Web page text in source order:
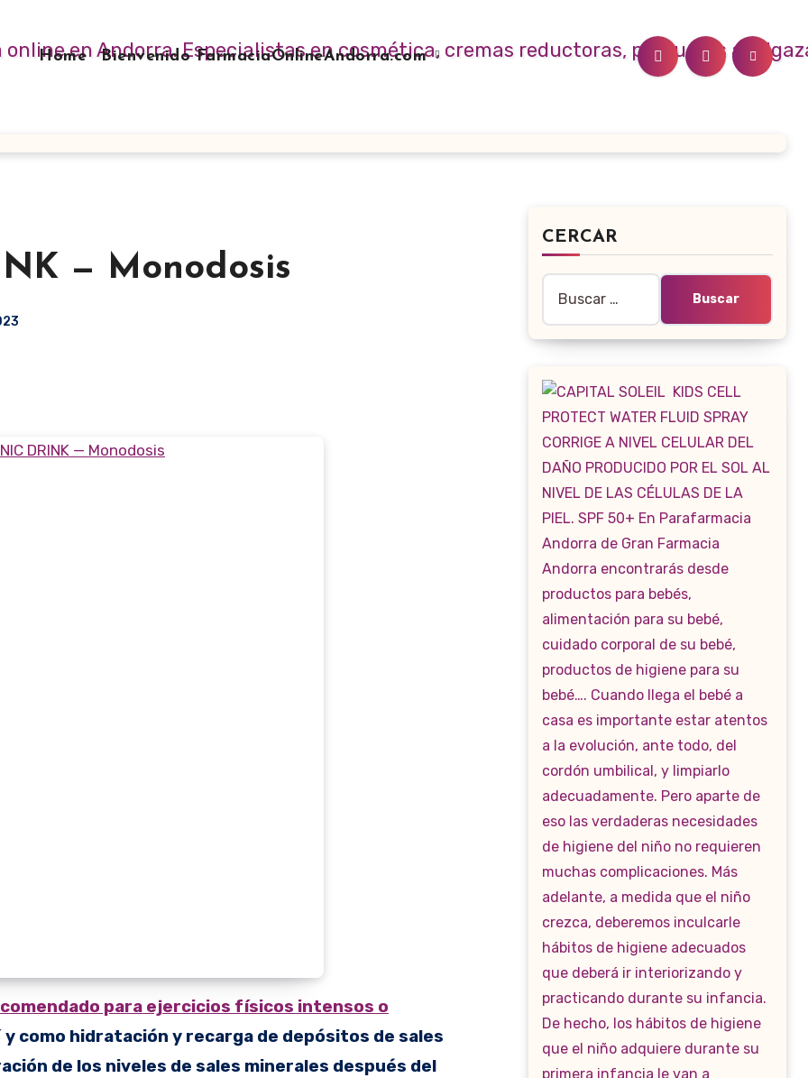
Home Bienvenido FarmaciaOnlineAndorra.com
— Monodosis
para ejercicios físicos intensos o
y como hidratación y recarga de depósitos de sales
de los niveles de sales minerales después del
CERCAR